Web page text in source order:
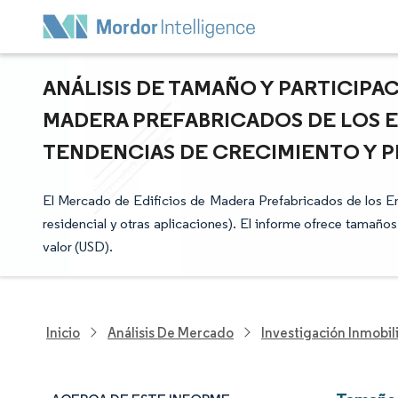
ANÁLISIS DE TAMAÑO Y
MADERA PREFABRICADOS DE LOS
TENDENCIAS DE CRECIMIENTO Y
El Mercado de Edificios de Madera Prefabricados de los
residencial y otras aplicaciones). El informe ofrece
valor (USD).
Inicio Análisis De Mercado Investigación